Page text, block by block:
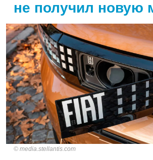
не получил новую
media.stellantis.com